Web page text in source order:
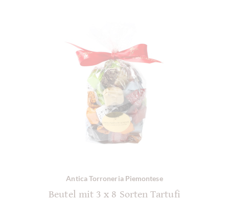
Antica Torroneria Piemontese
Beutel mit 3 x 8 Sorten Tartufi